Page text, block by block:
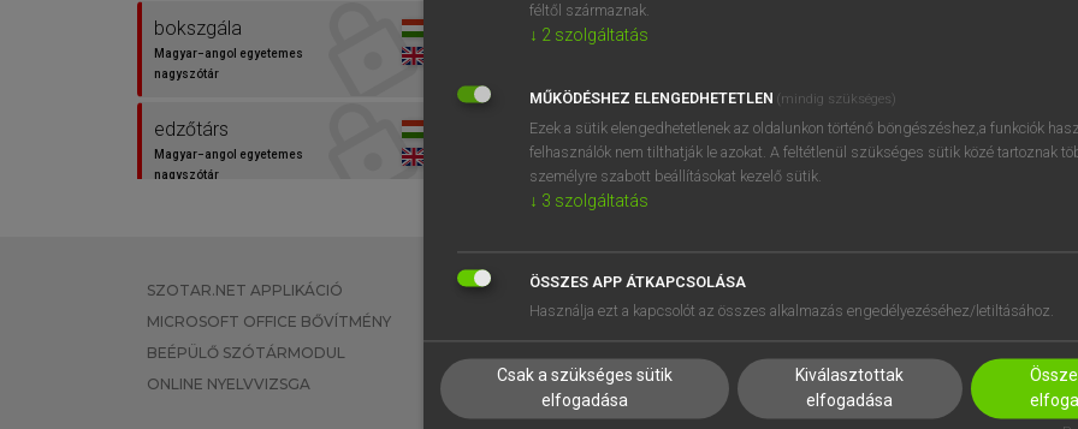
bokszgála
Magyar−angol egyetemes
nagyszótár
edzőtárs
Magyar−angol egyetemes
nagyszótár
mészpát
Magyar−angol szótár
SZOTAR.NET APPLIKÁCIÓ
MICROSOFT OFFICE BŐVÍTMÉNY
BEÉPÜLŐ SZÓTÁRMODUL
ONLINE NYELVVIZSGA
EGYÉNI FELHASZNÁLÓKNAK
TANULÓKNAK
VÁLLALATI MEGOLDÁSOK
SÚGÓ
RÓLUNK
SÜTI BEÁLLÍTÁSOK
féltől származnak.
↓ 2 szolgáltatás
MŰKÖDÉSHEZ ELENGEDHETETLEN (mindig szükséges)
Ezek a sütik elengedhetetlenek az oldalunkon történő böngészéshez,a funkciók
felhasználók nem tilthatják le azokat. A feltétlenül szükséges sütik közé tartoznak
személyre szabott beállításokat kezelő sütik.
↓ 3 szolgáltatás
ÖSSZES APP ÁTKAPCSOLÁSA
Használja ezt a kapcsolót az összes alkalmazás engedélyezéséhez/letiltásához.
Csak a szükséges sütik
elfogadása
Kiválasztottak
elfogadása